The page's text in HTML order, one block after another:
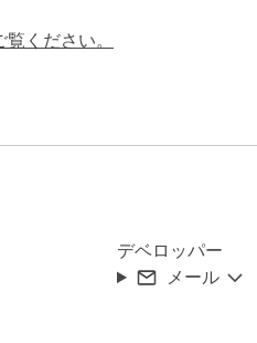
(米ドル)、AUD (豪ドル)
(英ポンド)、AED (UAEデ
(カナダ・ドル)、CHF (スイ
プト・ポンド)、GEL (ジョ
ください。
デベロッパー
メール